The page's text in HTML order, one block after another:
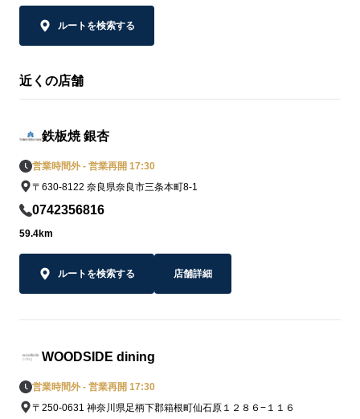
ルートを検索する
近くの店舗
鉄板焼 銀杏
営業時間外 - 営業再開 17:30
〒630-8122 奈良県奈良市三条本町8-1
0742356816
59.4km
ルートを検索する 店舗詳細
WOODSIDE dining
営業時間外 - 営業再開 17:30
〒250-0631 神奈川県足柄下郡箱根町仙石原１２８６−１１６